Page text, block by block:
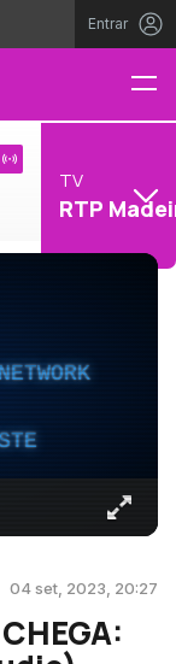
Entrar
TV
RTP
04 set, 2023, 20:27